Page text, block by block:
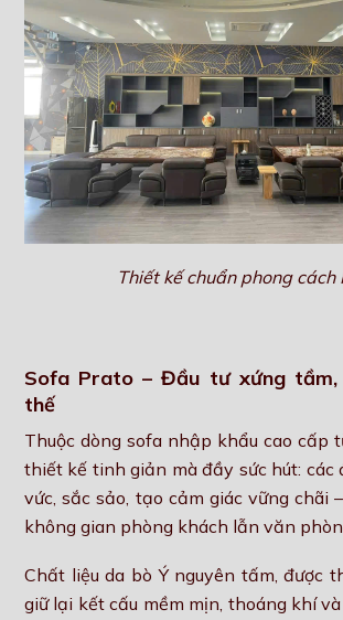
Thiết kế chuẩn phong
Sofa Prato – Đầu tư xứng tầm,
thế
Thuộc dòng sofa nhập khẩu cao cấp
thiết kế tinh giản mà đầy sức hút: các
vức, sắc sảo, tạo cảm giác vững chãi
không gian phòng khách lẫn văn
Chất liệu da bò Ý nguyên tấm, được
giữ lại kết cấu mềm mịn, thoáng khí